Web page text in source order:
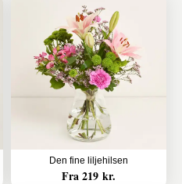
Den fine liljehilsen
Fra 219 kr.